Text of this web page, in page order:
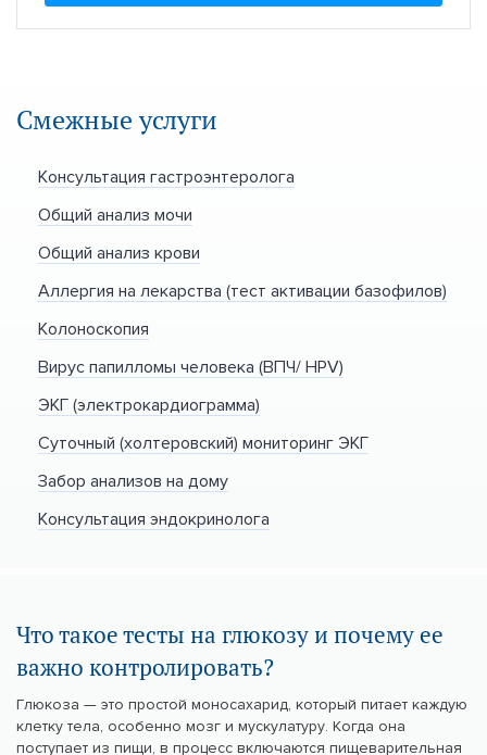
Смежные услуги
Консультация гастроэнтеролога
Общий анализ мочи
Общий анализ крови
Аллергия на лекарства (тест активации базофилов)
Колоноскопия
Вирус папилломы человека (ВПЧ/ HPV)
ЭКГ (электрокардиограмма)
Суточный (холтеровский) мониторинг ЭКГ
Забор анализов на дому
Консультация эндокринолога
Что такое тесты на глюкозу и почему ее
важно контролировать?
Глюкоза — это простой моносахарид, который питает каждую
клетку тела, особенно мозг и мускулатуру. Когда она
поступает из пищи, в процесс включаются пищеварительная